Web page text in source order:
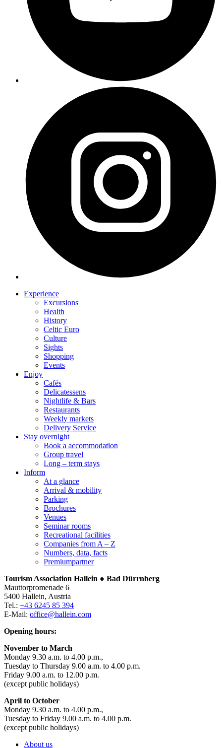
Experience
Excursions
Health
History
Celtic Euro
Culture
Sights
Shopping
Events
Enjoy
Cafés
Delicatessens
Nightlife & Bars
Restaurants
Weekly markets
Delivery Service
Stay overnight
Book a accommodation
Group travel
Long – term stays
Inform
At a glance
Arrival & mobility
Parking
Brochures
Venues
Seminar rooms
Recreational facilities
Companies from A – Z
Numbers, data, facts
Premiumpartner
Tourism Association Hallein ● Bad Dürrnberg
Mauttorpromenade 6
5400 Hallein, Austria
Tel.: +43 6245 85 394
E-Mail: office@hallein.com
Opening hours:
November to March
Monday 9.30 a.m. to 4.00 p.m.,
Tuesday to Thursday 9.00 a.m. to 4.00 p.m.
Friday 9.00 a.m. to 12.00 p.m.
(except public holidays)
April to October
Monday 9.30 a.m. to 4.00 p.m.,
Tuesday to Friday 9.00 a.m. to 4.00 p.m.
(except public holidays)
About us